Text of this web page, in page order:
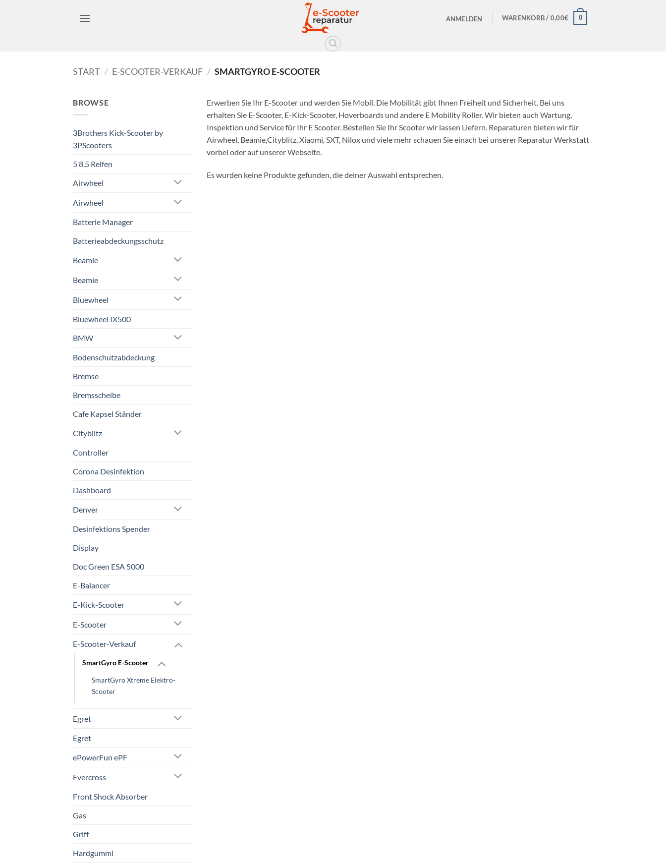
ANMELDEN WARENKORB / 0,00€ 0
START / E-SCOOTER-VERKAUF / SMARTGYRO E-SCOOTER
BROWSE
3Brothers Kick-Scooter by
3PScooters
5 8.5 Reifen
Airwheel
Airwheel
Batterie Manager
Batterieabdeckungsschutz
Beamie
Beamie
Bluewheel
Bluewheel IX500
BMW
Bodenschutzabdeckung
Bremse
Bremsscheibe
Cafe Kapsel Ständer
Cityblitz
Controller
Corona Desinfektion
Dashboard
Denver
Desinfektions Spender
Display
Doc Green ESA 5000
E-Balancer
E-Kick-Scooter
E-Scooter
E-Scooter-Verkauf
SmartGyro E-Scooter
SmartGyro Xtreme Elektro-
Scooter
Egret
Egret
ePowerFun ePF
Evercross
Front Shock Absorber
Gas
Griff
Hardgummi
Erwerben Sie Ihr E-Scooter und werden Sie Mobil. Die Mobilität gibt Ihnen Freiheit und Sicherheit. Bei uns
erhalten Sie E-Scooter, E-Kick-Scooter, Hoverboards und andere E Mobility Roller. Wir bieten auch Wartung,
Inspektion und Service für Ihr E Scooter. Bestellen Sie Ihr Scooter wir lassen Liefern. Reparaturen bieten wir für
Airwheel, Beamie,Cityblitz, Xiaomi, SXT, Nilox und viele mehr schauen Sie einach bei unserer Reparatur Werkstatt
vorbei oder auf unserer Webseite.
Es wurden keine Produkte gefunden, die deiner Auswahl entsprechen.